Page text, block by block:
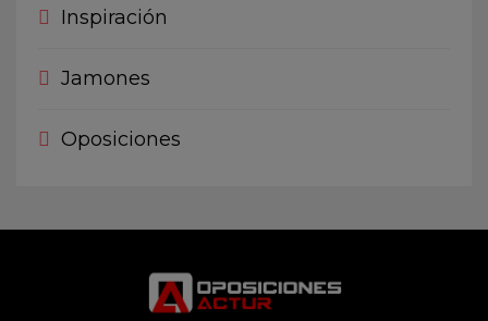
Inspiración
Jamones
Oposiciones